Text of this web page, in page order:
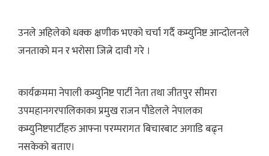
उनले अहिलेको धक्क क्षणीक भएको चर्चा गर्दै कम्युनिष्ट आन्दोलनले
जनताको मन र भरोसा जित्ने दावी गरे ।
कार्यक्रममा नेपाली कम्युनिष्ट पार्टी नेता तथा जीतपुर सीमरा
उपमहानगरपालिकाका प्रमुख राजन पौडेलले नेपालका
कम्युनिष्टपार्टीहरु आफ्ना परम्परागत बिचारबाट अगाडि बढ्न
नसकेको बताए।